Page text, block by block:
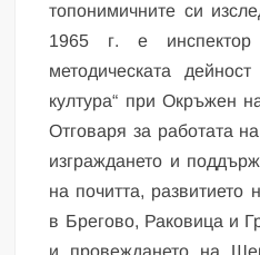
топонимичните си
1965 г. е инспектор
методическата
култура“ при Окръжен
Отговаря за работата
изграждането и
на почитта, развитието
в Брегово, Раковица и